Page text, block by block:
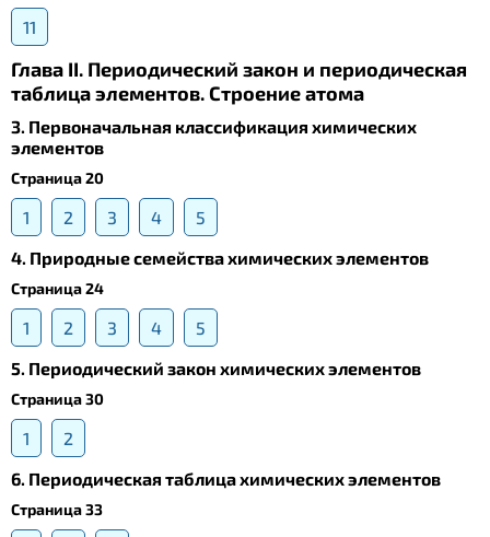
11
Глава II. Периодический закон и периодическая
таблица элементов. Строение атома
3. Первоначальная классификация химических
элементов
Страница 20
1 2 3 4
5
4. Природные семейства химических элементов
Страница 24
1 2 3 4
5
5. Периодический закон химических элементов
Страница 30
1
2
6. Периодическая таблица химических элементов
Страница 33